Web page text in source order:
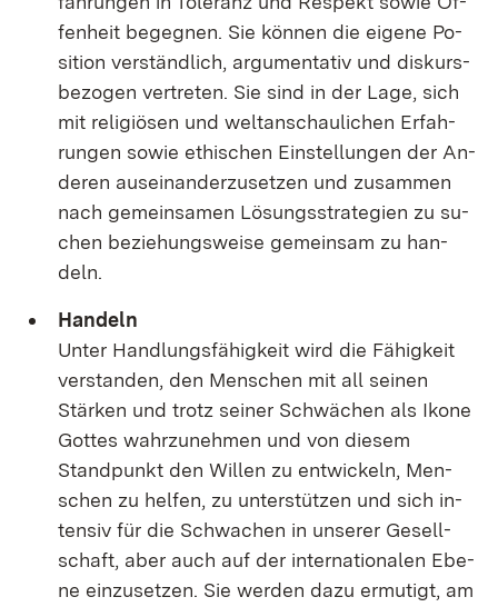
fen­heit be­geg­nen. Sie kön­nen die ei­ge­ne Po­
si­ti­on ver­ständ­lich, ar­gu­men­ta­tiv und dis­kurs­
be­zo­gen ver­tre­ten. Sie sind in der La­ge, sich
mit re­li­giö­sen und welt­an­schau­li­chen Er­fah­
run­gen so­wie ethi­schen Ein­stel­lun­gen der An­
de­ren aus­ein­an­der­zu­set­zen und zu­sam­men
nach ge­mein­sa­men Lö­sungs­stra­te­gi­en zu su­
chen be­zie­hungs­wei­se ge­mein­sam zu han­
deln.
Han­deln
Un­ter Hand­lungs­fä­hig­keit wird die Fä­hig­keit
ver­stan­den, den Men­schen mit all sei­nen
Stär­ken und trotz sei­ner Schwä­chen als Iko­ne
Got­tes wahr­zu­neh­men und von die­sem
Stand­punkt den Wil­len zu ent­wi­ckeln, Men­
schen zu hel­fen, zu un­ter­stüt­zen und sich in­
ten­siv für die Schwa­chen in un­se­rer Ge­sell­
schaft, aber auch auf der in­ter­na­tio­na­len Ebe­
ne ein­zu­set­zen. Sie wer­den da­zu er­mu­tigt, am